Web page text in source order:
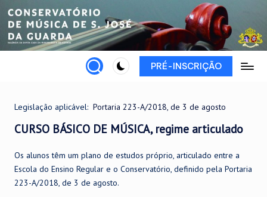
Skip
content
PRÉ-INSCRIÇÃO
Legislação aplicável: Portaria 223-A/2018, de 3 de agosto
CURSO BÁSICO DE MÚSICA, regime articulado
Os alunos têm um plano de estudos próprio, articulado entre a
Escola do Ensino Regular e o Conservatório, definido pela Portaria
223-A/2018, de 3 de agosto.